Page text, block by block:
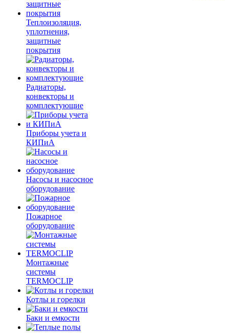
Теплоизоляция,
уплотнения,
защитные
покрытия
Радиаторы,
конвекторы и
комплектующие
Приборы учета и
КИПиА
Насосы и насосное
оборудование
Пожарное
оборудование
Монтажные
системы
TERMOCLIP
Котлы и горелки
Баки и емкости